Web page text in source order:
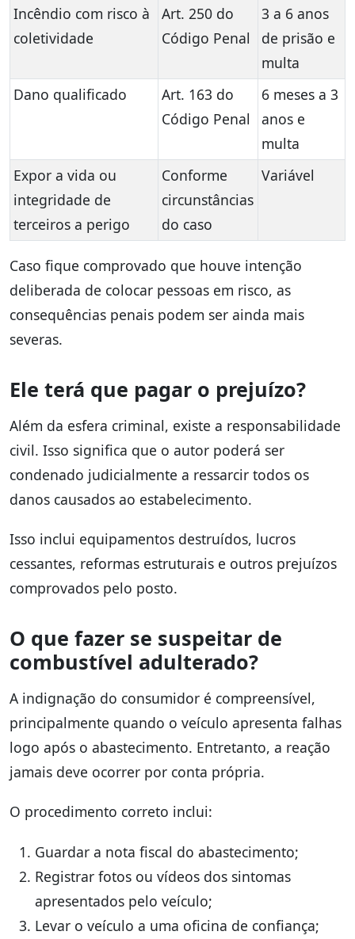
Incêndio com risco à
coletividade
Art. 250 do
Código Penal
3 a 6 anos
de prisão e
multa
Dano qualificado
Art. 163 do
Código Penal
6 meses a 3
anos e
multa
Expor a vida ou
integridade de
terceiros a perigo
Conforme
circunstâncias
do caso
Variável
Caso fique comprovado que houve intenção
deliberada de colocar pessoas em risco, as
consequências penais podem ser ainda mais
severas.
Ele terá que pagar o prejuízo?
Além da esfera criminal, existe a responsabilidade
civil. Isso significa que o autor poderá ser
condenado judicialmente a ressarcir todos os
danos causados ao estabelecimento.
Isso inclui equipamentos destruídos, lucros
cessantes, reformas estruturais e outros prejuízos
comprovados pelo posto.
O que fazer se suspeitar de
combustível adulterado?
A indignação do consumidor é compreensível,
principalmente quando o veículo apresenta falhas
logo após o abastecimento. Entretanto, a reação
jamais deve ocorrer por conta própria.
O procedimento correto inclui:
Guardar a nota fiscal do abastecimento;
Registrar fotos ou vídeos dos sintomas
apresentados pelo veículo;
Levar o veículo a uma oficina de confiança;